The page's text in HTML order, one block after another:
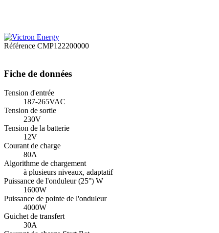
Référence CMP122200000
Fiche de données
Tension d'entrée
187-265VAC
Tension de sortie
230V
Tension de la batterie
12V
Courant de charge
80A
Algorithme de chargement
à plusieurs niveaux, adaptatif
Puissance de l'onduleur (25°) W
1600W
Puissance de pointe de l'onduleur
4000W
Guichet de transfert
30A